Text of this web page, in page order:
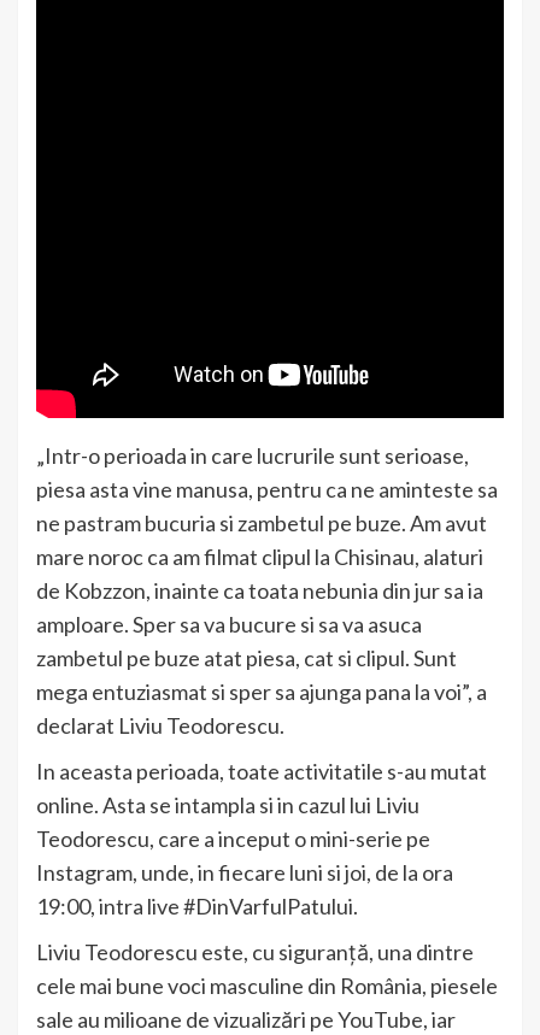
„Intr-o perioada in care lucrurile sunt serioase,
piesa asta vine manusa, pentru ca ne aminteste sa
ne pastram bucuria si zambetul pe buze. Am avut
mare noroc ca am filmat clipul la Chisinau, alaturi
de Kobzzon, inainte ca toata nebunia din jur sa ia
amploare. Sper sa va bucure si sa va asuca
zambetul pe buze atat piesa, cat si clipul. Sunt
mega entuziasmat si sper sa ajunga pana la voi”, a
declarat Liviu Teodorescu.
In aceasta perioada, toate activitatile s-au mutat
online. Asta se intampla si in cazul lui Liviu
Teodorescu, care a inceput o mini-serie pe
Instagram, unde, in fiecare luni si joi, de la ora
19:00, intra live #DinVarfulPatului.
Liviu Teodorescu este, cu siguranţă, una dintre
cele mai bune voci masculine din România, piesele
sale au milioane de vizualizări pe YouTube, iar